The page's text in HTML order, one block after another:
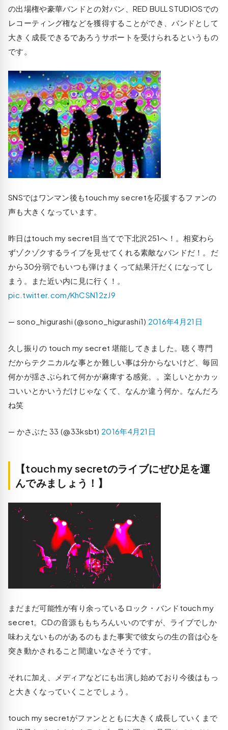
の出場権や豪華バンドとの対バン、RED BULL STUDIOSでの
レコーティング権などを獲得することができ、バンドとして
大きく成長できるであろうサポートを受けられるというもの
です。
SNSではワンマン後もtouch my secretを応援するファンの
声も大きくなっています。
昨日はtouch my secret目当てで下北沢251へ！。相変わら
ずゾクゾクするライブを見せてくれる素敵なバンドだ！。だ
から30分弱でもいつも弾けまくって結果汗だくになってし
まう。また近い内に見に行く！。
pic.twitter.com/KhCSN12zJ9
— sono_higurashi (@sono_higurashi1) 2016年4月21日
久し振りの touch my secret 堪能してきました。聴く専門
だからテクニカルな事とか難しい事は分からないけど、毎回
何かが揺さぶられて何かが麻痺する感覚。。楽しいとかカッ
コいいとかいうだけじゃなくて、なんか違う何か。なんだろ
ね笑
— かさぶた 33 (@33ksbt) 2016年4月21日
【touch my secretのライブにぜひ足を運
んでみましょう！】
まだまだ可能性が有り余っているロック・バンドtouch my
secret。CDの音源ももちろんいいのですが、ライブでしか
味わえないものがあるのもまた事実で彼女らの生の音は心を
突き動かされること間違いなさそうです。
それに加え、メディアなどにも出演し始めており今後はもっ
と大きくなっていくことでしょう。
touch my secretがファンとともに大きく成長していくまで